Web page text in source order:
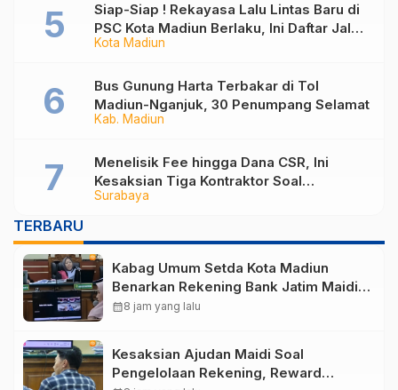
Kota Madiun
Siap-Siap ! Rekayasa Lalu Lintas Baru di
PSC Kota Madiun Berlaku, Ini Daftar Jalan
yang Berubah
Kab. Madiun
Bus Gunung Harta Terbakar di Tol
Madiun-Nganjuk, 30 Penumpang Selamat
Surabaya
Menelisik Fee hingga Dana CSR, Ini
Kesaksian Tiga Kontraktor Soal
Mekanisme Proyek di DPUPR Kota
TERBARU
Kabag Umum Setda Kota Madiun
Benarkan Rekening Bank Jatim Maidi
Digunakan untuk Gaji dan Biaya
calendar_month8 jam yang lalu
Kesaksian Ajudan Maidi Soal
Pengelolaan Rekening, Reward